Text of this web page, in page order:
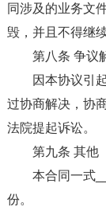
同涉及的业务文
毁，并且不得继
第八条 争议
因本协议引
过协商解决，协
法院提起诉讼。
第九条 其他
本合同一式
份。